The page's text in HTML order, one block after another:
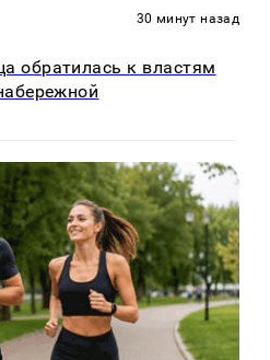
30 минут назад
обратилась к властям